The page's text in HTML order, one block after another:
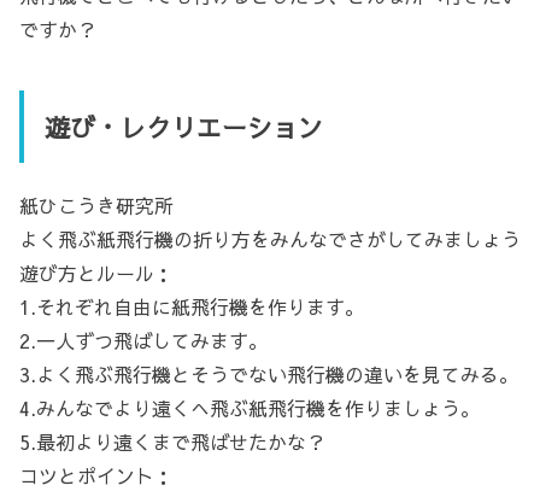
ですか？
遊び・レクリエーション
紙ひこうき研究所
よく飛ぶ紙飛行機の折り方をみんなでさがしてみましょう
遊び方とルール：
1.それぞれ自由に紙飛行機を作ります。
2.一人ずつ飛ばしてみます。
3.よく飛ぶ飛行機とそうでない飛行機の違いを見てみる。
4.みんなでより遠くへ飛ぶ紙飛行機を作りましょう。
5.最初より遠くまで飛ばせたかな？
コツとポイント：